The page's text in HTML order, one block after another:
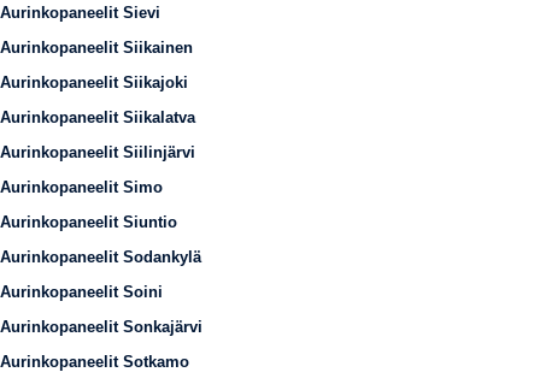
Aurinkopaneelit Sievi
Aurinkopaneelit Siikainen
Aurinkopaneelit Siikajoki
Aurinkopaneelit Siikalatva
Aurinkopaneelit Siilinjärvi
Aurinkopaneelit Simo
Aurinkopaneelit Siuntio
Aurinkopaneelit Sodankylä
Aurinkopaneelit Soini
Aurinkopaneelit Sonkajärvi
Aurinkopaneelit Sotkamo